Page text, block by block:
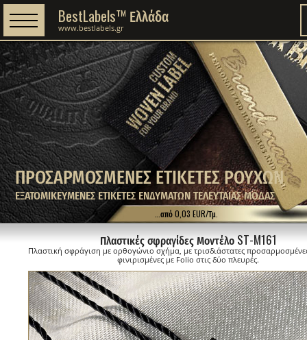
ΠΡΟΣΑΡΜΟΣΜΕΝΕΣ ΕΤΙΚΕΤΕΣ ΡΟΥΧΩΝ
ΕΞΑΤΟΜΙΚΕΥΜΕΝΕΣ ΕΤΙΚΕΤΕΣ ΕΝΔΥΜΑΤΩΝ ΤΕΛΕΥΤΑΙΑΣ ΜΟΔΑΣ
BestLabels™ Ελλάδα
www.bestlabels.gr
...από 0,03 EUR/Τμ.
Πλαστικές σφραγίδες Μοντέλο ST-M161
Πλαστική σφράγιση με ορθογώνιο σχήμα, με τρισδιάστατες
φινιρισμένες με Folio στις δύο πλευρές.